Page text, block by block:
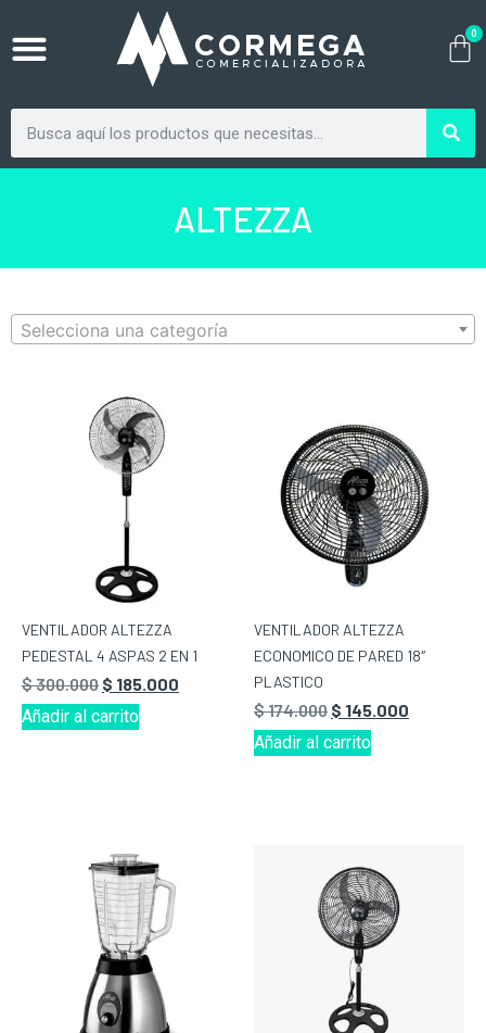
0
ALTEZZA
Selecciona una categoría
VENTILADOR ALTEZZA
PEDESTAL 4 ASPAS 2 EN 1
$300.000 $ 185.000
Añadir al carrito
VENTILADOR ALTEZZA
ECONOMICO DE PARED 18″
PLASTICO
$174.000 $ 145.000
Añadir al carrito